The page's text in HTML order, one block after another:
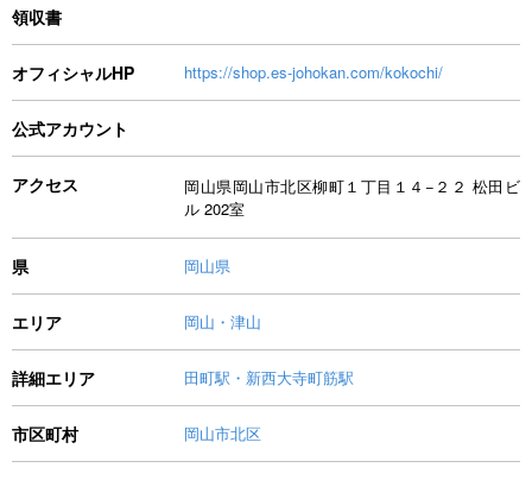
領収書
オフィシャルHP https://shop.es-johokan.com/kokochi/
公式アカウント
アクセス
岡山県岡山市北区柳町１丁目１４−２２ 松田ビ
ル 202室
県 岡山県
エリア 岡山・津山
詳細エリア 田町駅・新西大寺町筋駅
市区町村 岡山市北区